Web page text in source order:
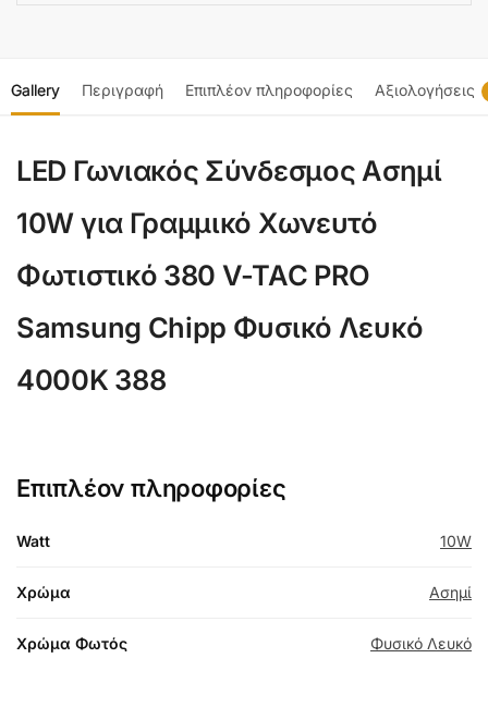
Gallery Περιγραφή Επιπλέον πληροφορίες Αξιολογήσεις
LED Γωνιακός Σύνδεσμος Ασημί
10W για Γραμμικό Χωνευτό
Φωτιστικό 380 V-TAC PRO
Samsung Chipp Φυσικό Λευκό
4000K 388
Επιπλέον πληροφορίες
Watt 10W
Χρώμα Ασημί
Χρώμα Φωτός Φυσικό Λευκό